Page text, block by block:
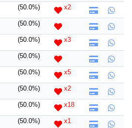
(50.0%) x2
(50.0%)
(50.0%) x3
(50.0%)
(50.0%) x5
(50.0%) x2
(50.0%) x18
(50.0%) x1